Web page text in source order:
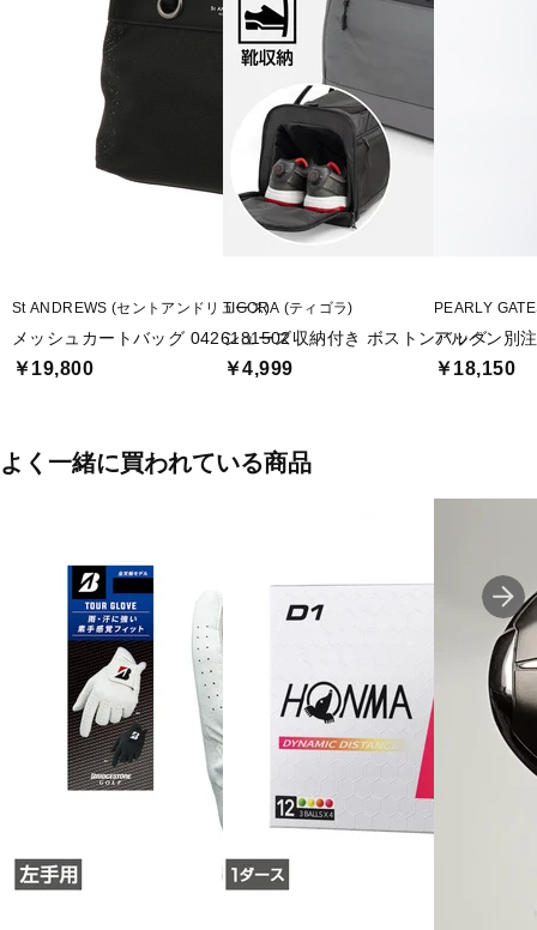
St ANDREWS (セントアンドリュース)
メッシュカートバッグ 0426181502
￥19,800
TIGORA (ティゴラ)
シューズ収納付き ボストンバッグ
￥4,999
PEARLY
アルペン別
￥18,150
よく一緒に買われている商品